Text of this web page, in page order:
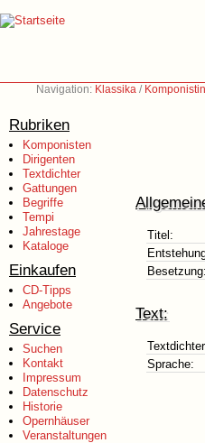
Navigation: Klassika /
Rubriken
Komponisten
Dirigenten
Textdichter
Gattungen
Begriffe
Tempi
Jahrestage
Kataloge
Einkaufen
CD-Tipps
Angebote
Service
Suchen
Kontakt
Impressum
Datenschutz
Historie
Opernhäuser
Veranstaltungen
Titel:
Besetzung:
Text:
Sprache: